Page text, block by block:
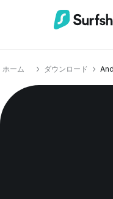
ホーム ダウンロード